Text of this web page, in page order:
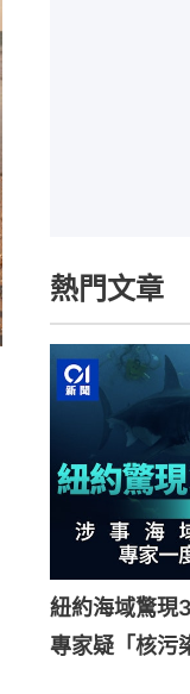
熱門文章
紐約海域驚現
專家疑「核污